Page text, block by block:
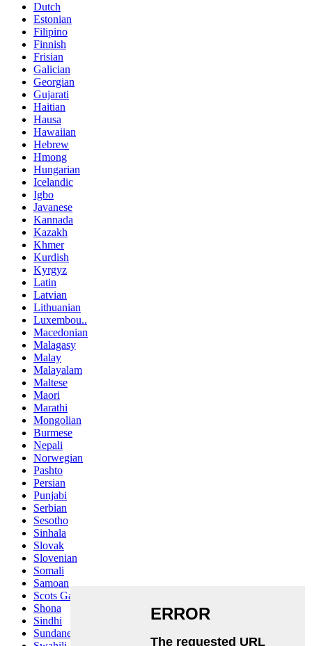
Dutch
Estonian
Filipino
Finnish
Frisian
Galician
Georgian
Gujarati
Haitian
Hausa
Hawaiian
Hebrew
Hmong
Hungarian
Icelandic
Igbo
Javanese
Kannada
Kazakh
Khmer
Kurdish
Kyrgyz
Latin
Latvian
Lithuanian
Luxembou..
Macedonian
Malagasy
Malay
Malayalam
Maltese
Maori
Marathi
Mongolian
Burmese
Nepali
Norwegian
Pashto
Persian
Punjabi
Serbian
Sesotho
Sinhala
Slovak
Slovenian
Somali
Samoan
Scots Gaelic
Shona
Sindhi
Sundanese